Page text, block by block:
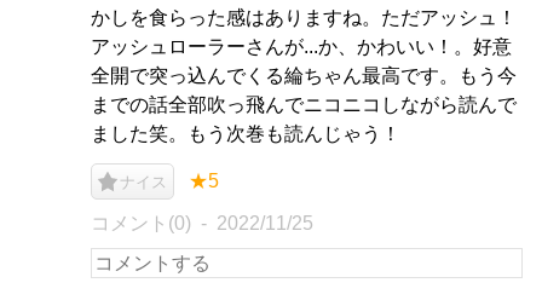
かしを食らった感はありますね。ただアッシュ！
アッシュローラーさんが...か、かわいい！。好意
全開で突っ込んでくる綸ちゃん最高です。もう今
までの話全部吹っ飛んでニコニコしながら読んで
ました笑。もう次巻も読んじゃう！
ナイス ★5
コメント(0) 2022/11/25